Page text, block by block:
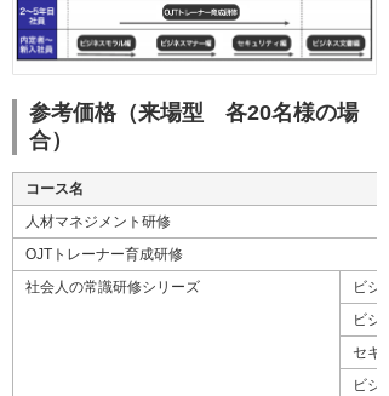
参考価格（来場型 各20名様の場
合）
コース名
人材マネジメント研修
OJTトレーナー育成研修
社会人の常識研修シリーズ
ビジ
ビジ
セキ
ビジ